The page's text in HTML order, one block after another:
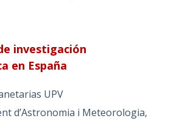
investigación
en España
UPV
d’Astronomia i Meteorologia,